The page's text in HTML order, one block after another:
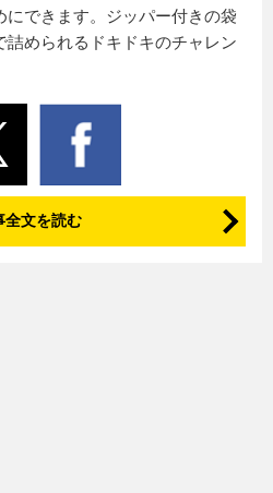
にできます。ジッパー付きの袋
詰められるドキドキのチャレン
全文を読む